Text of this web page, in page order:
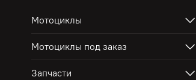
Мотоциклы
Мотоциклы под заказ
Запчасти